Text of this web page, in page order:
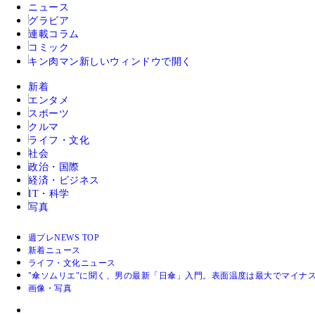
ニュース
グラビア
連載コラム
コミック
キン肉マン 新しいウィンドウで開く
新着
エンタメ
スポーツ
クルマ
ライフ・文化
社会
政治・国際
経済・ビジネス
IT・科学
写真
週プレNEWS TOP
新着ニュース
ライフ・文化ニュース
"傘ソムリエ"に聞く、男の最新「日傘」入門。表面温度は最大でマイ
画像・写真